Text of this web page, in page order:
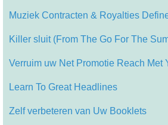
Muziek Contracten & Royalties
Killer sluit (From The Go For The
Verruim uw Net Promotie Reach Met
Learn To Great Headlines
Zelf verbeteren van Uw Booklets